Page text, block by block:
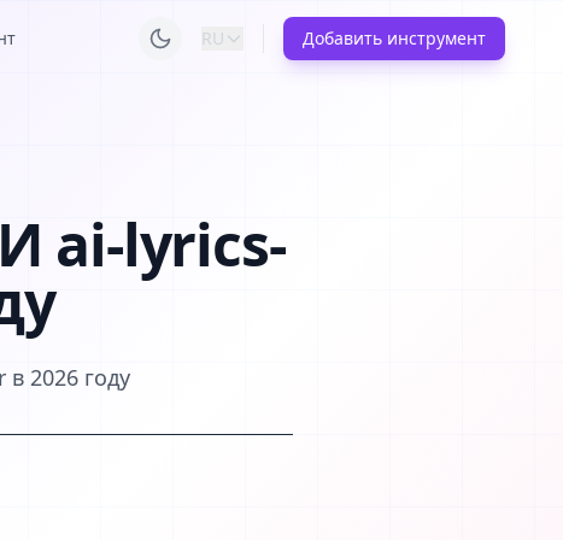
RU Добавить инструмент
ai-lyrics-
2026 году